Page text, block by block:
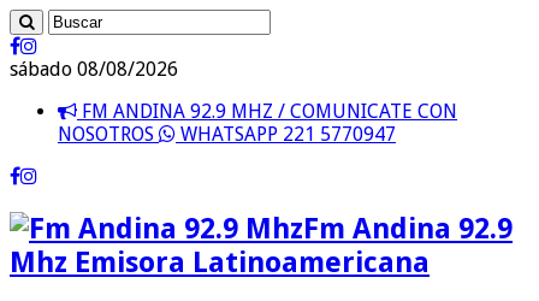
sábado 08/08/2026
FM ANDINA 92.9 MHZ / COMUNICATE CON
NOSOTROS
WHATSAPP 221 5770947
Fm Andina 92.9
Mhz Emisora Latinoamericana